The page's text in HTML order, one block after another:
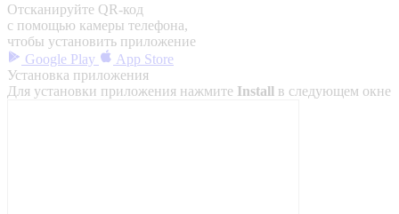
Отсканируйте QR-код
с помощью камеры телефона,
чтобы установить приложение
Google Play
App Store
Установка приложения
Для установки приложения нажмите Install в следующем окне